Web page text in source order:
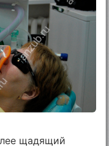
щадящий